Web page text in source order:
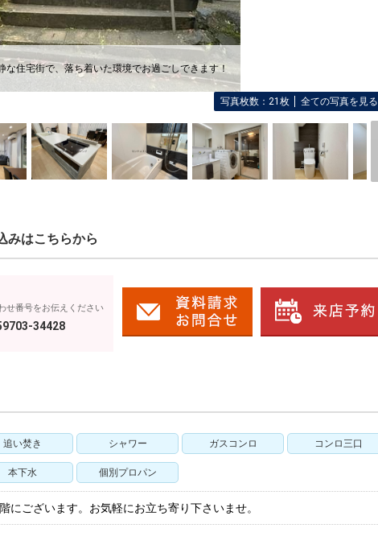
な住宅街で、落ち着いた環境でお過ごしできます！
写真枚数：21枚 全ての写真を見る
みはこちらから
せ番号をお伝えください
34428
追い焚き シャワー ガスコンロ コンロ三口
本下水 個別プロパン
にございます。お気軽にお立ち寄り下さいませ。